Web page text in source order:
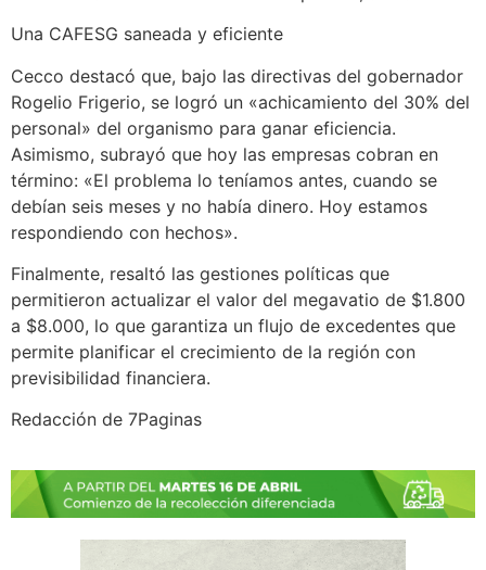
Una CAFESG saneada y eficiente
Cecco destacó que, bajo las directivas del gobernador
Rogelio Frigerio, se logró un «achicamiento del 30% del
personal» del organismo para ganar eficiencia.
Asimismo, subrayó que hoy las empresas cobran en
término: «El problema lo teníamos antes, cuando se
debían seis meses y no había dinero. Hoy estamos
respondiendo con hechos».
Finalmente, resaltó las gestiones políticas que
permitieron actualizar el valor del megavatio de $1.800
a $8.000, lo que garantiza un flujo de excedentes que
permite planificar el crecimiento de la región con
previsibilidad financiera.
Redacción de 7Paginas